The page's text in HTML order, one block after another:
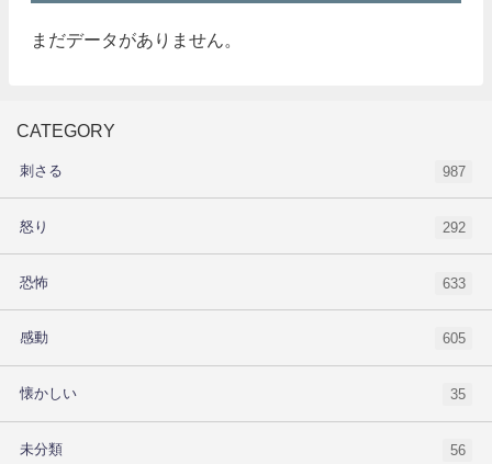
まだデータがありません。
CATEGORY
刺さる 987
怒り 292
恐怖 633
感動 605
懐かしい 35
未分類 56